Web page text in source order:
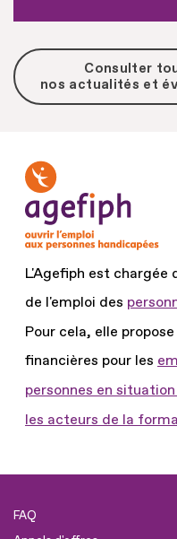
Consulter
nos actualités et
L'Agefiph est chargée
de l'emploi des
Pour cela, elle
financières pour les
personnes en
les acteurs de la
FAQ